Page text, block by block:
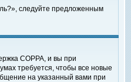
следуйте предложенным
COPPA, и вы при
требуется, чтобы все новые
на указанный вами при